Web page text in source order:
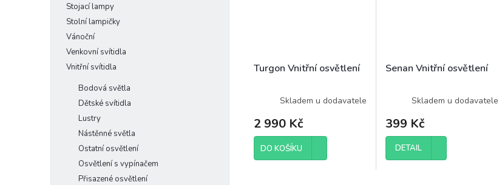
Stojací lampy
Stolní lampičky
Vánoční
Venkovní svítidla
Vnitřní svítidla
Bodová světla
Dětské svítidla
Lustry
Nástěnné světla
Ostatní osvětlení
Osvětlení s vypínačem
Přisazené osvětlení
Turgon Vnitřní osvětlení
Skladem u dodavatele
2 990 Kč
DO KOŠÍKU
Senan Vnitřní osvětlení
Skladem u dodavatele
399 Kč
DETAIL